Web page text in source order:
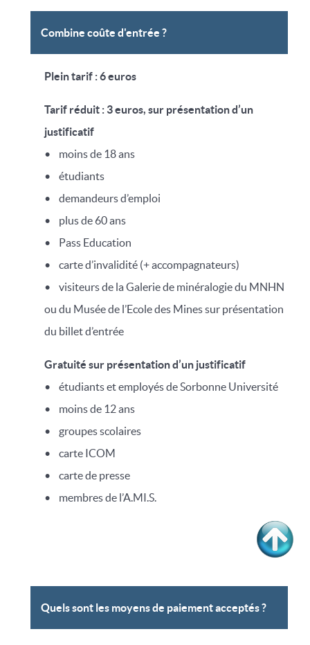
Combine coûte d'entrée ?
Plein tarif : 6 euros
Tarif réduit : 3 euros, sur présentation d’un
justificatif
• moins de 18 ans
• étudiants
• demandeurs d’emploi
• plus de 60 ans
• Pass Education
• carte d’invalidité (+ accompagnateurs)
• visiteurs de la Galerie de minéralogie du MNHN
ou du Musée de l’Ecole des Mines sur présentation
du billet d’entrée
Gratuité sur présentation d’un justificatif
• étudiants et employés de Sorbonne Université
• moins de 12 ans
• groupes scolaires
• carte ICOM
• carte de presse
• membres de l’A.MI.S.
Quels sont les moyens de paiement acceptés ?